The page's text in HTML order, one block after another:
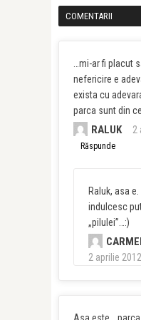
COMENTARII
…mi-ar fi placut
nefericire e
exista cu
parca sunt din
RALUK 2
Răspunde
Raluk, asa
indulcesc
„pilulei”…:)
2 aprilie